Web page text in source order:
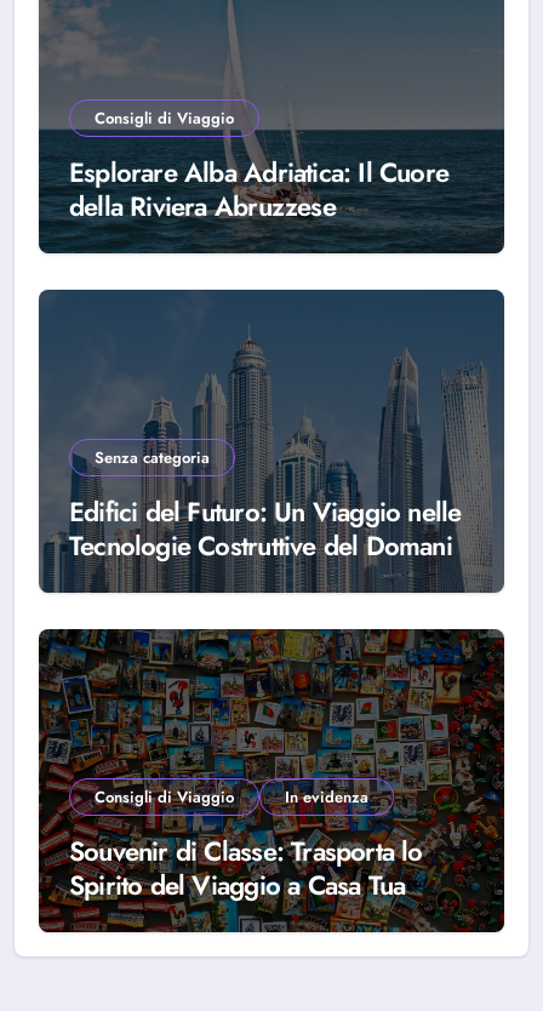
Consigli di Viaggio
Esplorare Alba Adriatica: Il Cuore
della Riviera Abruzzese
Senza categoria
Edifici del Futuro: Un Viaggio nelle
Tecnologie Costruttive del Domani
Consigli di Viaggio In evidenza
Souvenir di Classe: Trasporta lo
Spirito del Viaggio a Casa Tua